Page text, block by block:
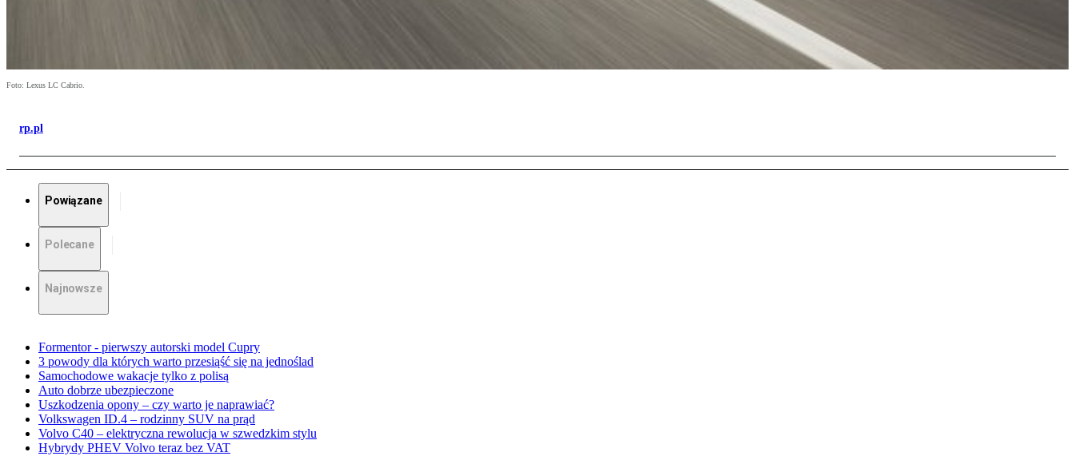
Foto: Lexus LC Cabrio.
rp.pl
Powiązane
Polecane
Najnowsze
Formentor - pierwszy autorski model Cupry
3 powody dla których warto przesiąść się na jednoślad
Samochodowe wakacje tylko z polisą
Auto dobrze ubezpieczone
Uszkodzenia opony – czy warto je naprawiać?
Volkswagen ID.4 – rodzinny SUV na prąd
Volvo C40 – elektryczna rewolucja w szwedzkim stylu
Hybrydy PHEV Volvo teraz bez VAT